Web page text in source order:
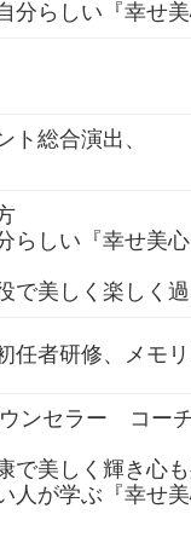
分らしい『幸せ
イベント総合
らしい『幸せ美
で美しく楽しく
者研修、メモ
ウンセラー コ
で美しく輝き心
人が学ぶ『幸せ